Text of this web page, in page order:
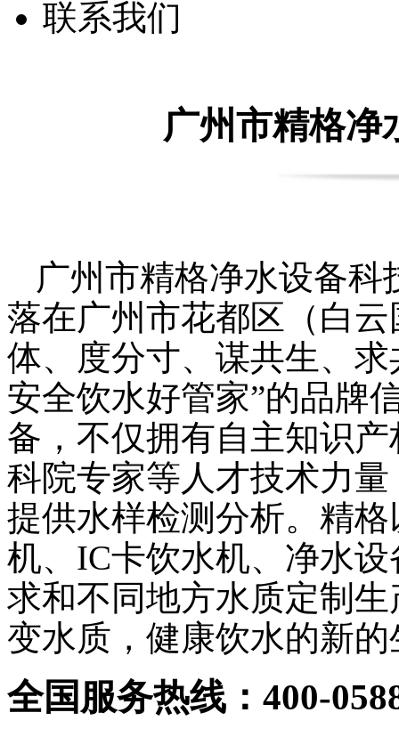
联系我们
广州市精格净
广州市精格净水设备科
落在广州市花都区（白
体、度分寸、谋共生、
安全饮水好管家”的品牌
备，不仅拥有自主知识
科院专家等人才技术力
提供水样检测分析。精
机、IC卡饮水机、净水
求和不同地方水质定制
变水质，健康饮水的新
全国服务热线：400-